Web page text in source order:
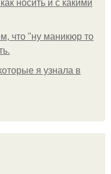
носить и с какими
что "ну маникюр то
я узнала в